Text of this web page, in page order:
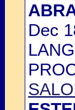
Dec